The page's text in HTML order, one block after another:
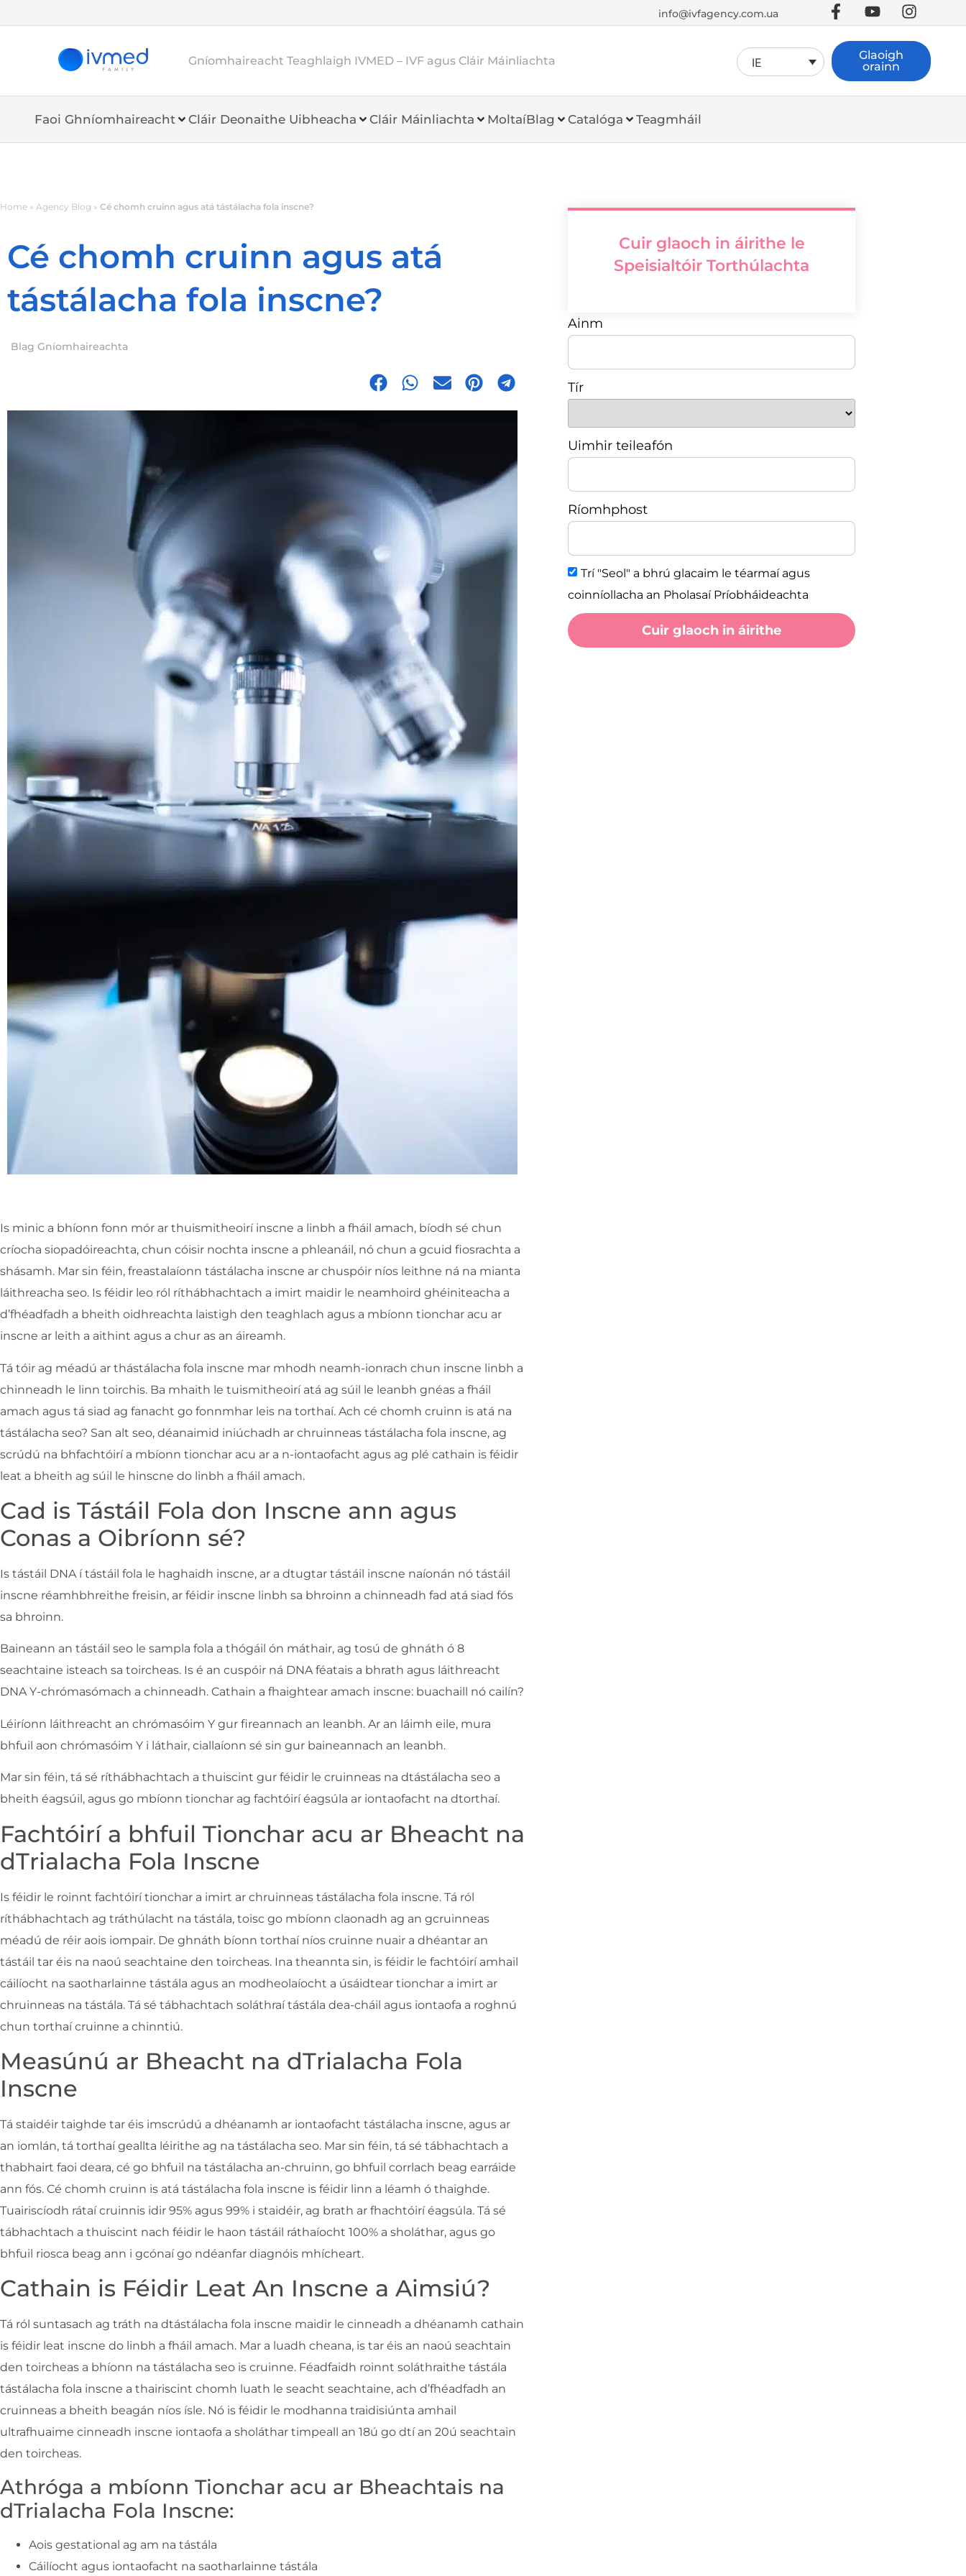
info@ivfagency.com.ua
Gníomhaireacht Teaghlaigh IVMED – IVF agus Cláir Máinliachta IE
Glaoigh
orainn
Faoi Ghníomhaireacht Cláir Deonaithe Uibheacha Cláir Máinliachta MoltaíBlag Catalóga Teagmháil
Home » Agency Blog » Cé chomh cruinn agus atá tástálacha fola inscne?
Cé chomh cruinn agus atá
tástálacha fola inscne?
Blag Gníomhaireachta
Is minic a bhíonn fonn mór ar thuismitheoirí inscne a linbh a fháil amach, bíodh sé chun
críocha siopadóireachta, chun cóisir nochta inscne a phleanáil, nó chun a gcuid fiosrachta a
shásamh. Mar sin féin, freastalaíonn tástálacha inscne ar chuspóir níos leithne ná na mianta
láithreacha seo. Is féidir leo ról ríthábhachtach a imirt maidir le neamhoird ghéiniteacha a
d’fhéadfadh a bheith oidhreachta laistigh den teaghlach agus a mbíonn tionchar acu ar
inscne ar leith a aithint agus a chur as an áireamh.
Tá tóir ag méadú ar thástálacha fola inscne mar mhodh neamh-ionrach chun inscne linbh a
chinneadh le linn toirchis. Ba mhaith le tuismitheoirí atá ag súil le leanbh gnéas a fháil
amach agus tá siad ag fanacht go fonnmhar leis na torthaí. Ach cé chomh cruinn is atá na
tástálacha seo? San alt seo, déanaimid iniúchadh ar chruinneas tástálacha fola inscne, ag
scrúdú na bhfachtóirí a mbíonn tionchar acu ar a n-iontaofacht agus ag plé cathain is féidir
leat a bheith ag súil le hinscne do linbh a fháil amach.
Cad is Tástáil Fola don Inscne ann agus
Conas a Oibríonn sé?
Is tástáil DNA í tástáil fola le haghaidh inscne, ar a dtugtar tástáil inscne naíonán nó tástáil
inscne réamhbhreithe freisin, ar féidir inscne linbh sa bhroinn a chinneadh fad atá siad fós
sa bhroinn.
Baineann an tástáil seo le sampla fola a thógáil ón máthair, ag tosú de ghnáth ó 8
seachtaine isteach sa toircheas. Is é an cuspóir ná DNA féatais a bhrath agus láithreacht
DNA Y-chrómasómach a chinneadh. Cathain a fhaightear amach inscne: buachaill nó cailín?
Léiríonn láithreacht an chrómasóim Y gur fireannach an leanbh. Ar an láimh eile, mura
bhfuil aon chrómasóim Y i láthair, ciallaíonn sé sin gur baineannach an leanbh.
Mar sin féin, tá sé ríthábhachtach a thuiscint gur féidir le cruinneas na dtástálacha seo a
bheith éagsúil, agus go mbíonn tionchar ag fachtóirí éagsúla ar iontaofacht na dtorthaí.
Fachtóirí a bhfuil Tionchar acu ar Bheacht na
dTrialacha Fola Inscne
Is féidir le roinnt fachtóirí tionchar a imirt ar chruinneas tástálacha fola inscne. Tá ról
ríthábhachtach ag tráthúlacht na tástála, toisc go mbíonn claonadh ag an gcruinneas
méadú de réir aois iompair. De ghnáth bíonn torthaí níos cruinne nuair a dhéantar an
tástáil tar éis na naoú seachtaine den toircheas. Ina theannta sin, is féidir le fachtóirí amhail
cáilíocht na saotharlainne tástála agus an modheolaíocht a úsáidtear tionchar a imirt ar
chruinneas na tástála. Tá sé tábhachtach soláthraí tástála dea-cháil agus iontaofa a roghnú
chun torthaí cruinne a chinntiú.
Measúnú ar Bheacht na dTrialacha Fola
Inscne
Tá staidéir taighde tar éis imscrúdú a dhéanamh ar iontaofacht tástálacha inscne, agus ar
an iomlán, tá torthaí geallta léirithe ag na tástálacha seo. Mar sin féin, tá sé tábhachtach a
thabhairt faoi deara, cé go bhfuil na tástálacha an-chruinn, go bhfuil corrlach beag earráide
ann fós. Cé chomh cruinn is atá tástálacha fola inscne is féidir linn a léamh ó thaighde.
Tuairiscíodh rátaí cruinnis idir 95% agus 99% i staidéir, ag brath ar fhachtóirí éagsúla. Tá sé
tábhachtach a thuiscint nach féidir le haon tástáil ráthaíocht 100% a sholáthar, agus go
bhfuil riosca beag ann i gcónaí go ndéanfar diagnóis mhícheart.
Cathain is Féidir Leat An Inscne a Aimsiú?
Tá ról suntasach ag tráth na dtástálacha fola inscne maidir le cinneadh a dhéanamh cathain
is féidir leat inscne do linbh a fháil amach. Mar a luadh cheana, is tar éis an naoú seachtain
den toircheas a bhíonn na tástálacha seo is cruinne. Féadfaidh roinnt soláthraithe tástála
tástálacha fola inscne a thairiscint chomh luath le seacht seachtaine, ach d’fhéadfadh an
cruinneas a bheith beagán níos ísle. Nó is féidir le modhanna traidisiúnta amhail
ultrafhuaime cinneadh inscne iontaofa a sholáthar timpeall an 18ú go dtí an 20ú seachtain
den toircheas.
Athróga a mbíonn Tionchar acu ar Bheachtais na
dTrialacha Fola Inscne:
Aois gestational ag am na tástála
Cáilíocht agus iontaofacht na saotharlainne tástála
Cuir glaoch in áirithe le
Speisialtóir Torthúlachta
Ainm
Tír
Uimhir teileafón
Ríomhphost
Trí "Seol" a bhrú glacaim le téarmaí agus
coinníollacha an Pholasaí Príobháideachta
Cuir glaoch in áirithe